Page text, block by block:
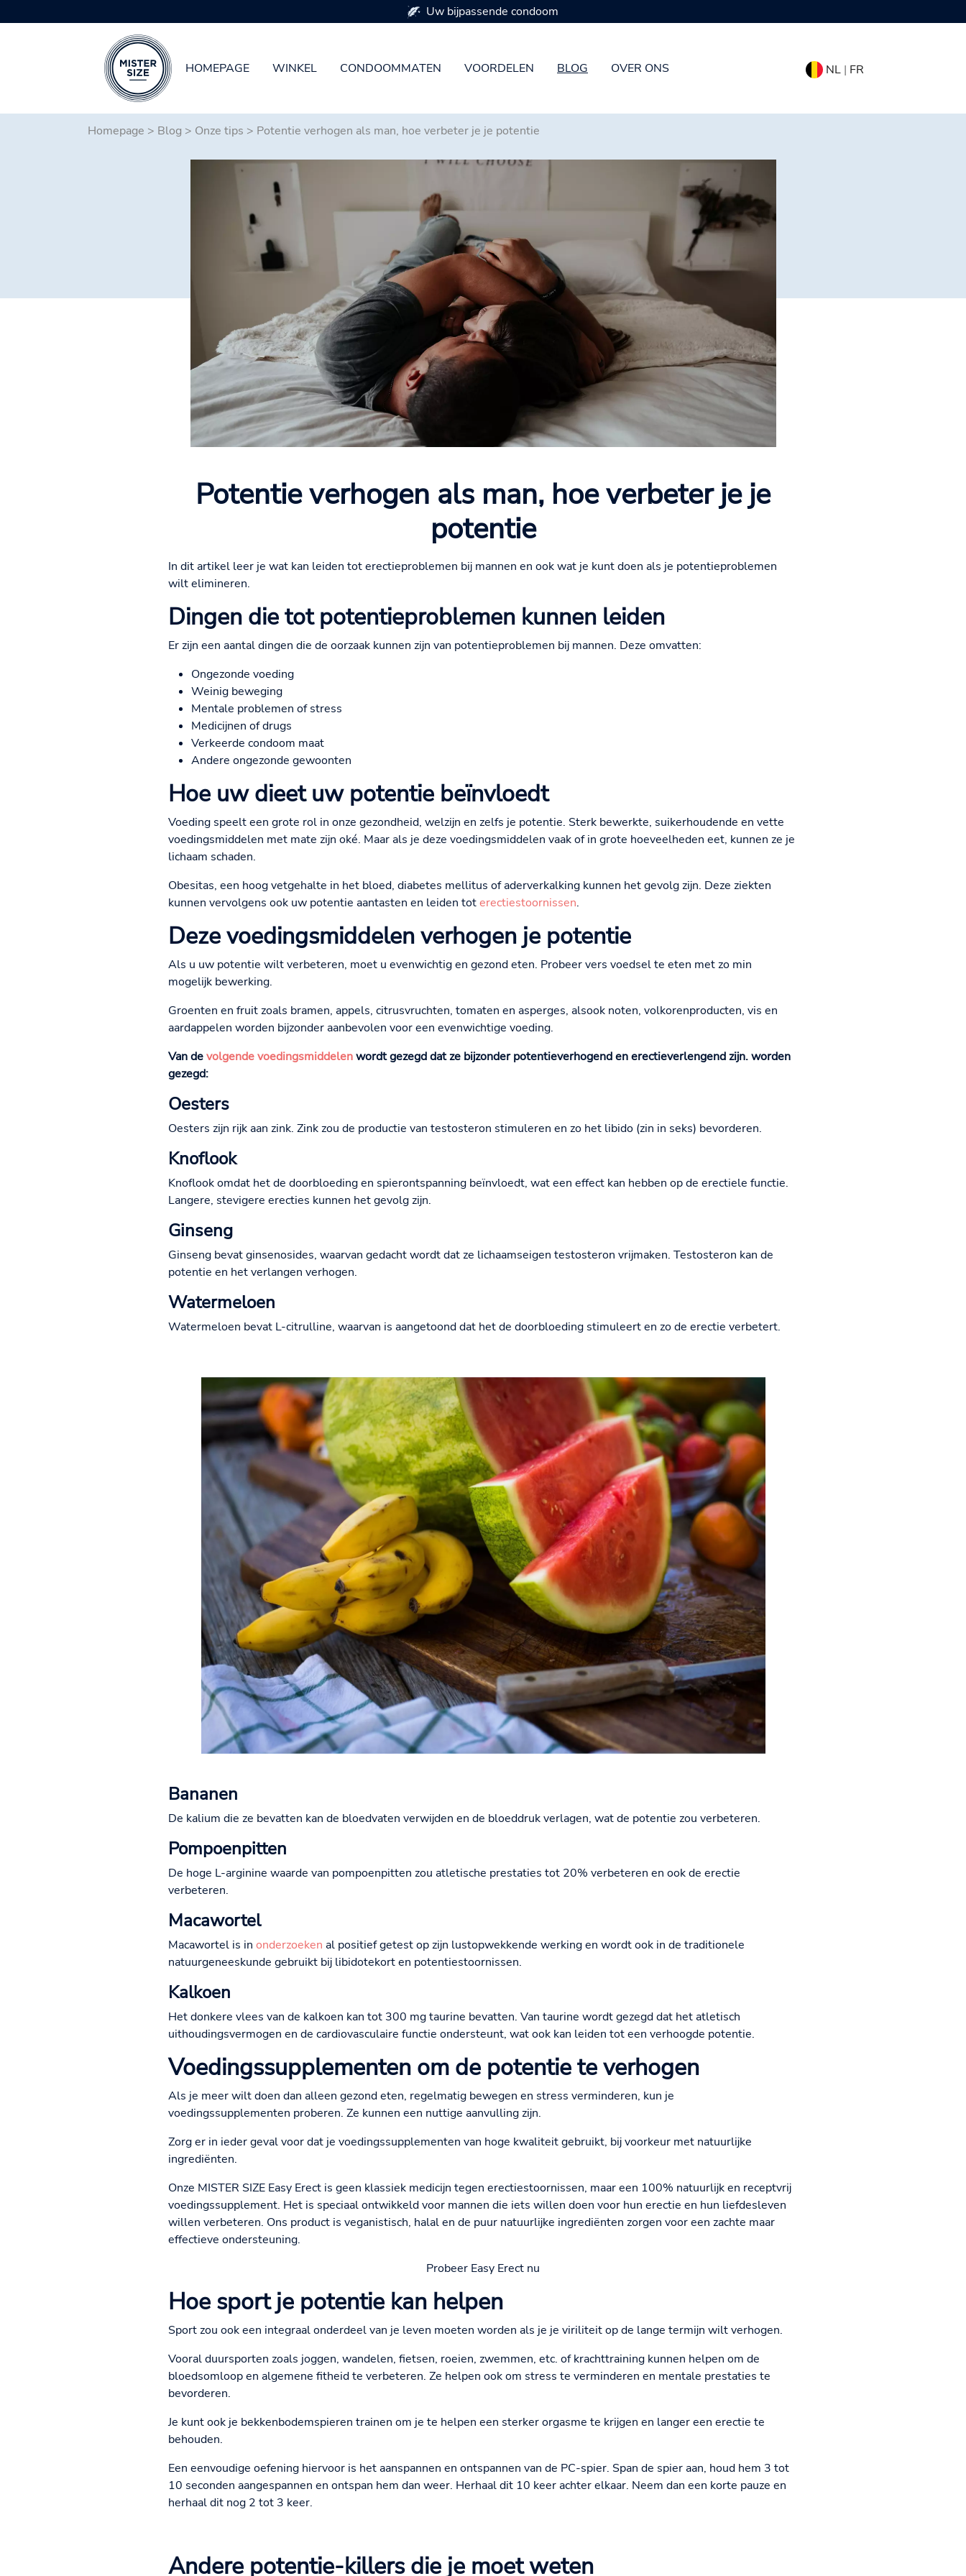
HOMEPAGE WINKEL CONDOOMMATEN VOORDELEN BLOG OVER ONS NL | FR
Beschikbaar in 7 condoommaten
Homepage > Blog > Onze tips > Potentie verhogen als man, hoe verbeter je je potentie
Potentie verhogen als man, hoe verbeter je je
potentie
In dit artikel leer je wat kan leiden tot erectieproblemen bij mannen en ook wat je kunt doen als je potentieproblemen
wilt elimineren.
Dingen die tot potentieproblemen kunnen leiden
Er zijn een aantal dingen die de oorzaak kunnen zijn van potentieproblemen bij mannen. Deze omvatten:
Ongezonde voeding
Weinig beweging
Mentale problemen of stress
Medicijnen of drugs
Verkeerde condoom maat
Andere ongezonde gewoonten
Hoe uw dieet uw potentie beïnvloedt
Voeding speelt een grote rol in onze gezondheid, welzijn en zelfs je potentie. Sterk bewerkte, suikerhoudende en vette
voedingsmiddelen met mate zijn oké. Maar als je deze voedingsmiddelen vaak of in grote hoeveelheden eet, kunnen ze je
lichaam schaden.
Obesitas, een hoog vetgehalte in het bloed, diabetes mellitus of aderverkalking kunnen het gevolg zijn. Deze ziekten
kunnen vervolgens ook uw potentie aantasten en leiden toterectiestoornissen.
Deze voedingsmiddelen verhogen je potentie
Als u uw potentie wilt verbeteren, moet u evenwichtig en gezond eten. Probeer vers voedsel te eten met zo min
mogelijk bewerking.
Groenten en fruit zoals bramen, appels, citrusvruchten, tomaten en asperges, alsook noten, volkorenproducten, vis en
aardappelen worden bijzonder aanbevolen voor een evenwichtige voeding.
Van devolgende voedingsmiddelenwordt gezegd dat ze bijzonder potentieverhogend en erectieverlengend zijn.worden
gezegd:
Oesters
Oesters zijn rijk aan zink. Zink zou de productie van testosteron stimuleren en zo het libido (zin in seks) bevorderen.
Knoflook
Knoflook omdat het de doorbloeding en spierontspanning beïnvloedt, wat een effect kan hebben op de erectiele functie.
Langere, stevigere erecties kunnen het gevolg zijn.
Ginseng
Ginseng bevat ginsenosides, waarvan gedacht wordt dat ze lichaamseigen testosteron vrijmaken. Testosteron kan de
potentie en het verlangen verhogen.
Watermeloen
Watermeloen bevat L-citrulline, waarvan is aangetoond dat het de doorbloeding stimuleert en zo de erectie verbetert.
Bananen
De kalium die ze bevatten kan de bloedvaten verwijden en de bloeddruk verlagen, wat de potentie zou verbeteren.
Pompoenpitten
De hoge L-arginine waarde van pompoenpitten zou atletische prestaties tot 20% verbeteren en ook de erectie
verbeteren.
Macawortel
Macawortel is in onderzoeken al positief getest op zijn lustopwekkende werking en wordt ook in de traditionele
natuurgeneeskunde gebruikt bij libidotekort en potentiestoornissen.
Kalkoen
Het donkere vlees van de kalkoen kan tot 300 mg taurine bevatten. Van taurine wordt gezegd dat het atletisch
uithoudingsvermogen en de cardiovasculaire functie ondersteunt, wat ook kan leiden tot een verhoogde potentie.
Voedingssupplementen om de potentie te verhogen
Als je meer wilt doen dan alleen gezond eten, regelmatig bewegen en stress verminderen, kun je
voedingssupplementen proberen. Ze kunnen een nuttige aanvulling zijn.
Zorg er in ieder geval voor dat je voedingssupplementen van hoge kwaliteit gebruikt, bij voorkeur met natuurlijke
ingrediënten.
Onze MISTER SIZE Easy Erect is geen klassiek medicijn tegen erectiestoornissen, maar een 100% natuurlijk en receptvrij
voedingssupplement. Het is speciaal ontwikkeld voor mannen die iets willen doen voor hun erectie en hun liefdesleven
willen verbeteren. Ons product is veganistisch, halal en de puur natuurlijke ingrediënten zorgen voor een zachte maar
effectieve ondersteuning.
Probeer Easy Erect nu
Hoe sport je potentie kan helpen
Sport zou ook een integraal onderdeel van je leven moeten worden als je je viriliteit op de lange termijn wilt verhogen.
Vooral duursporten zoals joggen, wandelen, fietsen, roeien, zwemmen, etc. of krachttraining kunnen helpen om de
bloedsomloop en algemene fitheid te verbeteren. Ze helpen ook om stress te verminderen en mentale prestaties te
bevorderen.
Je kunt ook je bekkenbodemspieren trainen om je te helpen een sterker orgasme te krijgen en langer een erectie te
behouden.
Een eenvoudige oefening hiervoor is het aanspannen en ontspannen van de PC-spier. Span de spier aan, houd hem 3 tot
10 seconden aangespannen en ontspan hem dan weer. Herhaal dit 10 keer achter elkaar. Neem dan een korte pauze en
herhaal dit nog 2 tot 3 keer.
Andere potentie-killers die je moet weten